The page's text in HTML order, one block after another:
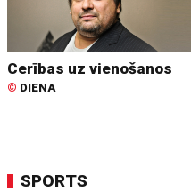
Cerības uz vienošanos
© DIENA
SPORTS